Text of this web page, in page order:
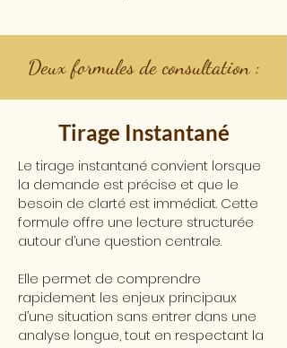
Deux formules de consultation :
Tirage Instantané
Le tirage instantané convient lorsque
la demande est précise et que le
besoin de clarté est immédiat. Cette
formule offre une lecture structurée
autour d’une question centrale.
Elle permet de comprendre
rapidement les enjeux principaux
d’une situation sans entrer dans une
analyse longue, tout en respectant la